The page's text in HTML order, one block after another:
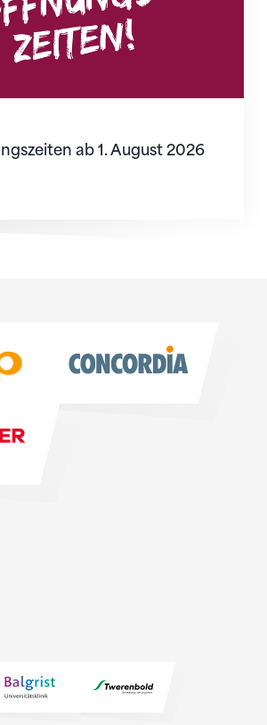
ab 1. August 2026